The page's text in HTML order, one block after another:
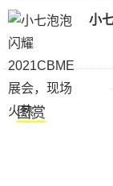
小
图赏